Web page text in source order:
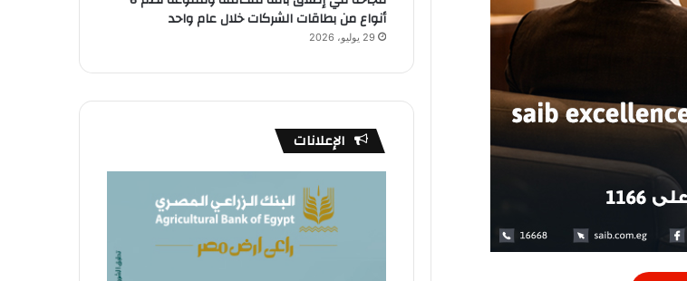
غادة والى تناقش توسيع شراكة مكتب
مكافحة المخدرات مع مدير “العمل
الدولية”
اسعار اللحوم الحمراء اليوم في مصر
المدعوم للمرة الثالثة خلال أشهر
أنواع من بطاقات الشركات خلال عام واحد
29 يوليو، 2026
الإعلانات